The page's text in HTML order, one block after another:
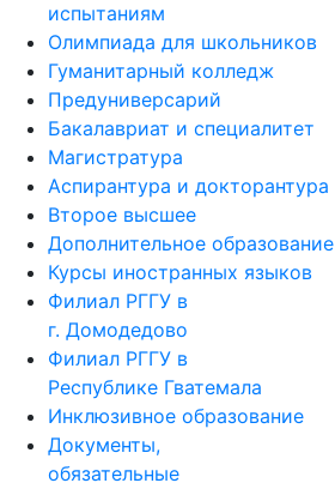
испытаниям
Олимпиада для школьников
Гуманитарный колледж
Предуниверсарий
Бакалавриат и специалитет
Магистратура
Аспирантура и докторантура
Второе высшее
Дополнительное образование
Курсы иностранных языков
Филиал РГГУ в
г. Домодедово
Филиал РГГУ в
Республике Гватемала
Инклюзивное образование
Документы,
обязательные